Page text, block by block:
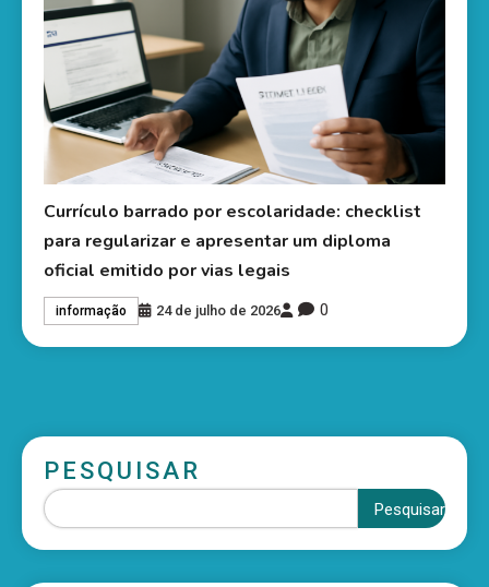
Currículo barrado por escolaridade: checklist
para regularizar e apresentar um diploma
oficial emitido por vias legais
informação 24 de julho de 2026 0
PESQUISAR
Pesquisar